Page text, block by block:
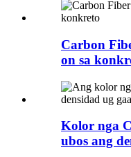
Carbon
on sa
Kolor nga
ubos ang